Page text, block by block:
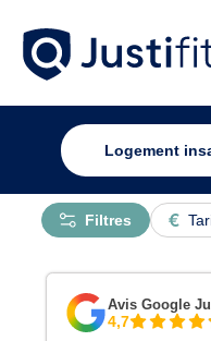
Filtres
Avis Google
4,7